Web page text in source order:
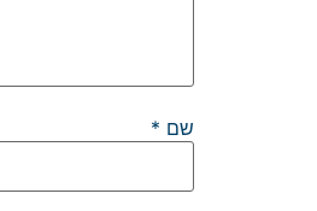
שם *